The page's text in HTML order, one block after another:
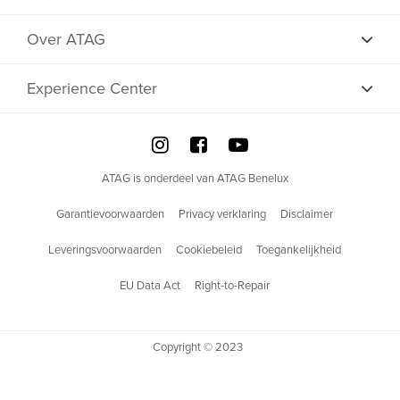
Shop
Over ATAG
Experience Center
ATAG is onderdeel van ATAG Benelux
Garantievoorwaarden Privacy verklaring Disclaimer
Leveringsvoorwaarden Cookiebeleid Toegankelijkheid
EU Data Act Right-to-Repair
Copyright © 2023